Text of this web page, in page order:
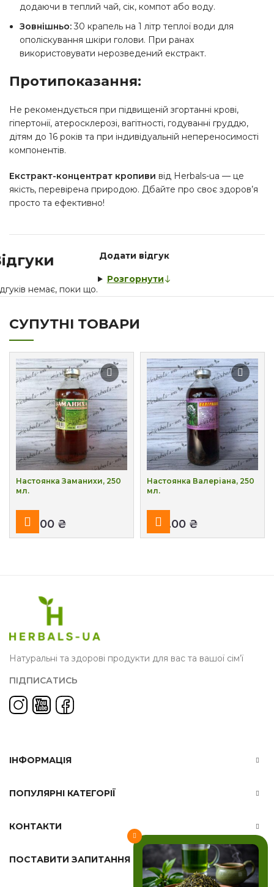
СУПУТНІ ТОВАРИ
Настоянка Заманихи, 250
мл.
₴
Настоянка Валеріана, 250
мл.
₴
додаючи в теплий чай, сік, компот або воду.
Зовнішньо:30 крапель на 1 літр теплої води для
ополіскування шкіри голови. При ранах
використовувати нерозведений екстракт.
Протипоказання:
Не рекомендується при підвищеній згортанні крові,
гіпертонії, атеросклерозі, вагітності, годуванні груддю,
дітям до 16 років та при індивідуальній непереносимості
компонентів.
Екстракт-концентрат кропиви від Herbals-ua — це
якість, перевірена природою. Дбайте про своє здоров’я
просто та ефективно!
немає, поки що.
Додати відгук
Розгорнути
Натуральні та здорові продукти для вас та вашої сім’ї
ПІДПИСАТИСЬ
ІНФОРМАЦІЯ
ПОПУЛЯРНІ КАТЕГОРІЇ
КОНТАКТИ
ПОСТАВИТИ ЗАПИТАННЯ